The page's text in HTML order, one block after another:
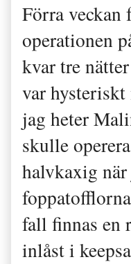
Förra veckan
operationen
kvar tre
var
jag heter
skulle
halvkaxig
fall finnas en
inlåst i